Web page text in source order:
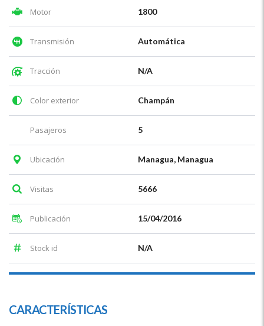
Motor 1800
Transmisión Automática
Tracción N/A
Color exterior Champán
Pasajeros 5
Ubicación Managua, Managua
Visitas 5666
Publicación 15/04/2016
Stock id N/A
CARACTERÍSTICAS